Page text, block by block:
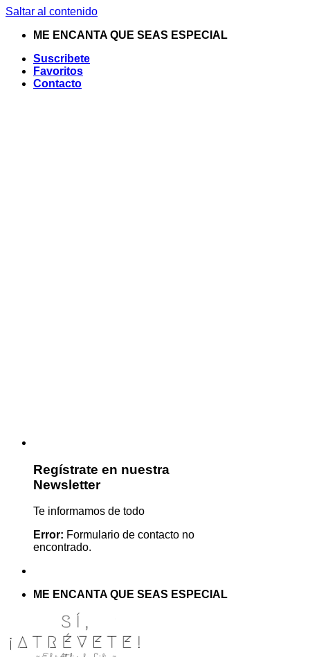
Saltar al contenido
ME ENCANTA QUE SEAS ESPECIAL
Suscribete
Favoritos
Contacto
Regístrate en nuestra
Newsletter
Te informamos de todo
Error: Formulario de contacto no
encontrado.
ME ENCANTA QUE SEAS ESPECIAL